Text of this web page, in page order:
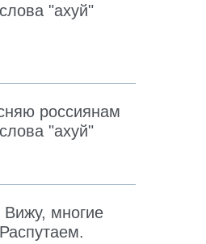
"ахуй"
россиянам
"ахуй"
многие